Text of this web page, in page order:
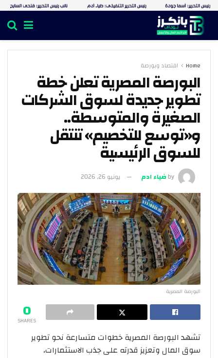
Home اقتصاد وبورصة
البورصة المصرية تعلن خطة
تطوير جديدة لسوق الشركات
الصغيرة والمتوسطة..
و«توسع للتخصيم» تنتقل
للسوق الرئيسية
byضياء ادم يونيو 26, 2026
البورصة المصرية
0
SHARES
تشهد البورصة المصرية خطوات متسارعة نحو تطوير
سوق المال وتعزيز قدرته على جذب الاستثمارات،